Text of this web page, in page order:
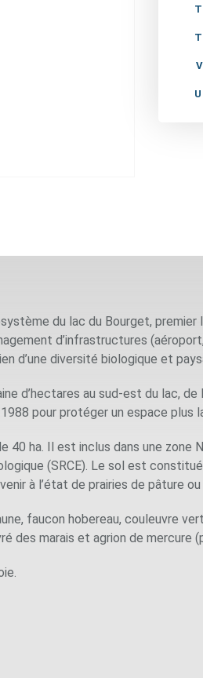
du lac du Bourget, premier
d’infrastructures
d’une diversité biologique et
d’hectares au sud-est du lac, de
pour protéger un espace plus
40 ha. Il est inclus dans une zone
(SRCE). Le sol est
à l’état de prairies de pâture
faucon hobereau, couleuvre
des marais et agrion de mercure